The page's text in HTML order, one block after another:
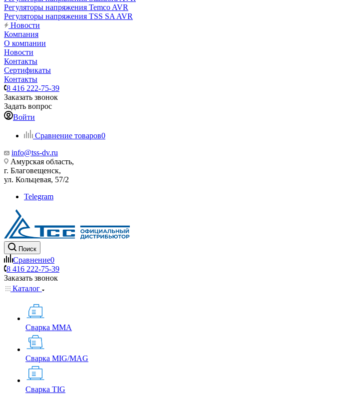
Регуляторы напряжения Temco AVR
Регуляторы напряжения TSS SA AVR
Новости
Компания
О компании
Новости
Контакты
Сертификаты
Контакты
8 416 222-75-39
Заказать звонок
Задать вопрос
Войти
Сравнение товаров0
info@tss-dv.ru
Амурская область,
г. Благовещенск,
ул. Кольцевая, 57/2
Telegram
Поиск
Сравнение0
8 416 222-75-39
Заказать звонок
Каталог
Сварка MMA
Сварка MIG/MAG
Сварка TIG